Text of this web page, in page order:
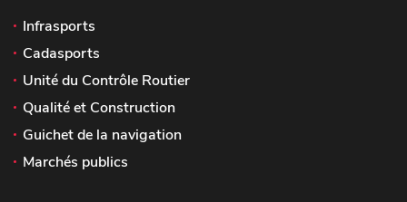
Infrasports
Cadasports
Unité du Contrôle Routier
Qualité et Construction
Guichet de la navigation
Marchés publics